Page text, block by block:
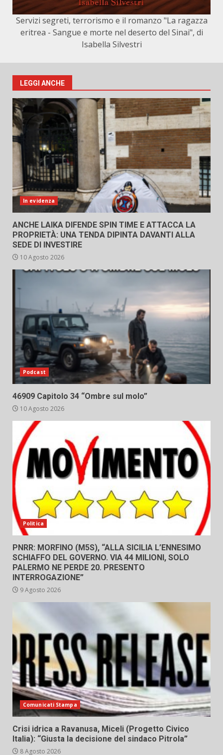
Servizi segreti, terrorismo e il romanzo "La ragazza
eritrea - Sangue e morte nel deserto del Sinai", di
Isabella Silvestri
LEGGI ANCHE
In evidenza
ANCHE LAIKA DIFENDE SPIN TIME E ATTACCA LA
PROPRIETÀ: UNA TENDA DIPINTA DAVANTI ALLA
SEDE DI INVESTIRE
10 Agosto 2026
Podcast
46909 Capitolo 34 “Ombre sul molo”
10 Agosto 2026
Politica
PNRR: MORFINO (M5S), “ALLA SICILIA L’ENNESIMO
SCHIAFFO DEL GOVERNO. VIA 44 MILIONI, SOLO
PALERMO NE PERDE 20. PRESENTO
INTERROGAZIONE”
9 Agosto 2026
Comunicati Stampa
Crisi idrica a Ravanusa, Miceli (Progetto Civico
Italia): “Giusta la decisione del sindaco Pitrola”
8 Agosto 2026